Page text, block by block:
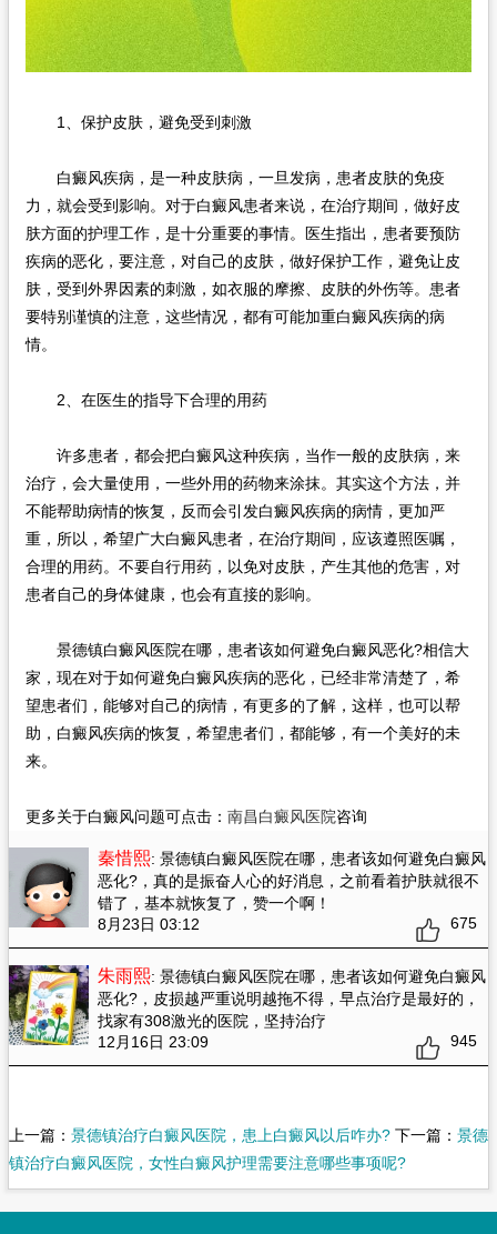
1、保护皮肤，避免受到刺激
白癜风疾病，是一种皮肤病，一旦发病，患者皮肤的免疫
力，就会受到影响。对于白癜风患者来说，在治疗期间，做好皮
肤方面的护理工作，是十分重要的事情。医生指出，患者要预防
疾病的恶化，要注意，对自己的皮肤，做好保护工作，避免让皮
肤，受到外界因素的刺激，如衣服的摩擦、皮肤的外伤等。患者
要特别谨慎的注意，这些情况，都有可能加重白癜风疾病的病
情。
2、在医生的指导下合理的用药
许多患者，都会把白癜风这种疾病，当作一般的皮肤病，来
治疗，会大量使用，一些外用的药物来涂抹。其实这个方法，并
不能帮助病情的恢复，反而会引发白癜风疾病的病情，更加严
重，所以，希望广大白癜风患者，在治疗期间，应该遵照医嘱，
合理的用药。不要自行用药，以免对皮肤，产生其他的危害，对
患者自己的身体健康，也会有直接的影响。
景德镇白癜风医院在哪，患者该如何避免白癜风恶化?相信大
家，现在对于如何避免白癜风疾病的恶化，已经非常清楚了，希
望患者们，能够对自己的病情，有更多的了解，这样，也可以帮
助，白癜风疾病的恢复，希望患者们，都能够，有一个美好的未
来。
更多关于白癜风问题可点击： 南昌白癜风医院咨询
秦惜熙: 景德镇白癜风医院在哪，患者该如何避免白癜风
恶化?，真的是振奋人心的好消息，之前看着护肤就很不
错了，基本就恢复了，赞一个啊！
8月23日 03:12
675
朱雨熙: 景德镇白癜风医院在哪，患者该如何避免白癜风
恶化?，皮损越严重说明越拖不得，早点治疗是最好的，
找家有308激光的医院，坚持治疗
12月16日 23:09
945
上一篇： 景德镇治疗白癜风医院，患上白癜风以后咋办?下一篇： 景德
镇治疗白癜风医院，女性白癜风护理需要注意哪些事项呢?